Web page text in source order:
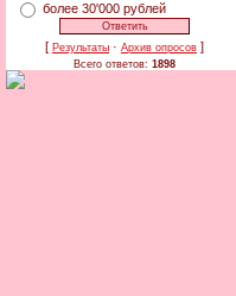
более 30'000 рублей
[ Результаты · Архив опросов ]
Всего ответов: 1898